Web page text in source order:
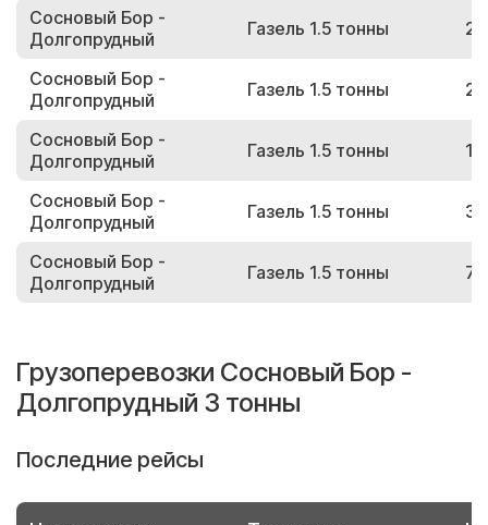
Сосновый Бор -
Долгопрудный
Газель 1.5 тонны
Сосновый Бор -
Долгопрудный
Газель 1.5 тонны
Сосновый Бор -
Долгопрудный
Газель 1.5 тонны
Сосновый Бор -
Долгопрудный
Газель 1.5 тонны
Сосновый Бор -
Долгопрудный
Газель 1.5 тонны
Грузоперевозки Сосновый Бор -
Долгопрудный 3 тонны
Последние рейсы